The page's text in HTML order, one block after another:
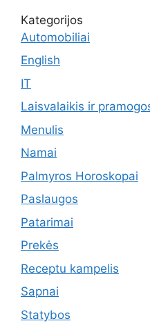
Kategorijos
Automobiliai
English
IT
Laisvalaikis ir
Menulis
Namai
Palmyros Horoskopai
Paslaugos
Patarimai
Prekės
Receptu kampelis
Sapnai
Statybos